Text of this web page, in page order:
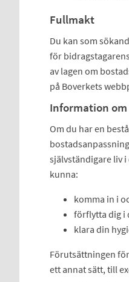
Fullmakt
Du kan som
för
av lagen om
på Boverkets
Information
Om du har en
självständigare liv
kunna:
komma in i
förflytta dig i
klara din
Förutsättningen
ett annat sätt, till